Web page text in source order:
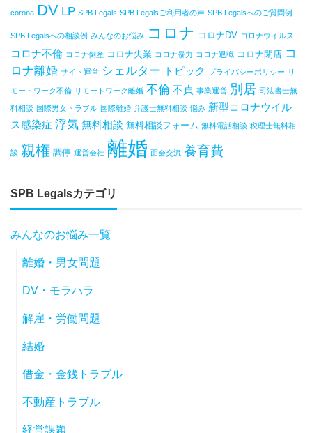
corona DV LP SPB Legals SPB Legalsご利用者の声 SPB Legalsへのご質問例
SPB Legalsへの相談例 みんなのお悩み コロナ コロナDV コロナウイルス
コロナ不倫 コロナ倒産 コロナ失業 コロナ暴力 コロナ退職 コロナ閉店 コ
ロナ離婚 サイト運営 シェルター トピック プライバシーポリシー リ
モートワーク不倫 リモートワーク離婚 不倫 不貞 事業運営 別居 司法書士無
料相談 国際男女トラブル 国際離婚 弁護士無料相談 悩み 新型コロナウイル
ス感染症 浮気 無料相談 無料相談フォーム 無料電話相談 税理士無料相
談 親権 調停 運営会社 離婚 面会交流 養育費
SPB Legalsカテゴリ
みんなのお悩み一覧
離婚・男女問題
DV・モラハラ
解雇・労働問題
結婚
借金・金銭トラブル
不動産トラブル
経営課題